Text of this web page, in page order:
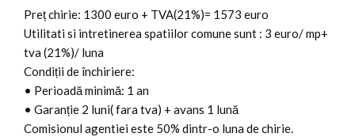
Preț chirie: 1300 euro + TVA(21%)= 1573 euro
Utilitati si intretinerea spatiilor comune sunt : 3 euro/ mp+
tva (21%)/ luna
Condiții de închiriere:
• Perioadă minimă: 1 an
• Garanție 2 luni( fara tva) + avans 1 lună
Comisionul agentiei este 50% dintr-o luna de chirie.